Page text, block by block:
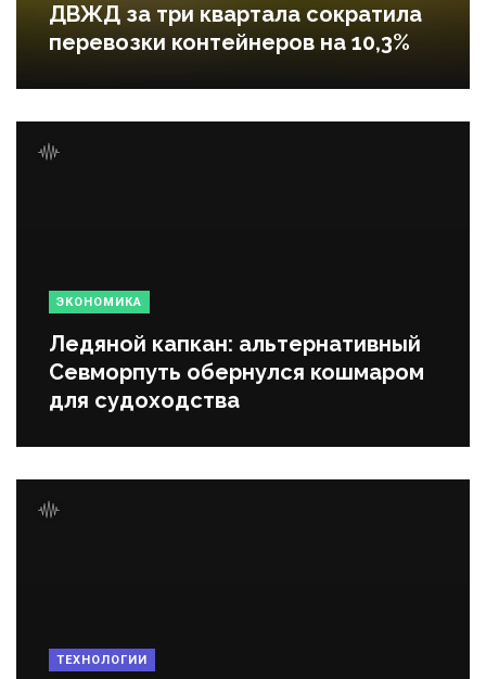
ДВЖД за три квартала сократила
перевозки контейнеров на 10,3%
ЭКОНОМИКА
Ледяной капкан: альтернативный
Севморпуть обернулся кошмаром
для судоходства
ТЕХНОЛОГИИ